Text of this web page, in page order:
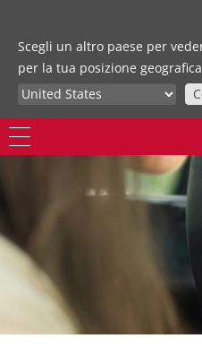
Scegli un altro paese per
per la tua posizione